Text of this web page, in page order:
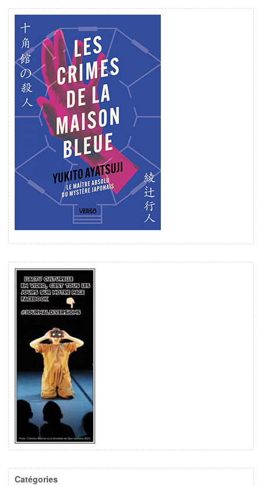
Catégories